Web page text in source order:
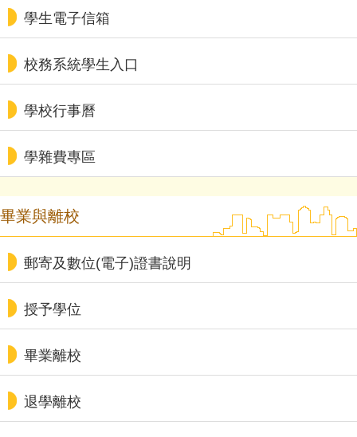
學生電子信箱
校務系統學生入口
學校行事曆
學雜費專區
畢業與離校
郵寄及數位(電子)證書說明
授予學位
畢業離校
退學離校